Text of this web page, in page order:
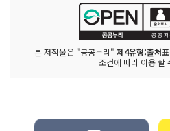
본 저작물은 "공공누리" 제4유형:출처
조건에 따라 이용 할